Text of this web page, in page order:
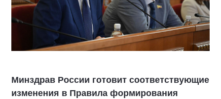
Минздрав России готовит соответствующие
изменения в Правила формирования